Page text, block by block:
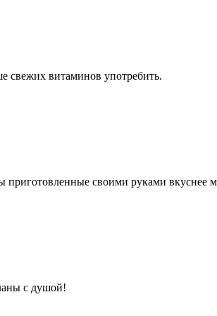
свежих витаминов употребить.
приготовленные своими руками вкуснее
с душой!